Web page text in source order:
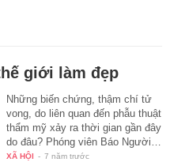
giới làm đẹp
Những biến chứng, thậm chí tử
vong, do liên quan đến phẫu thuật
thẩm mỹ xảy ra thời gian gần đây
do đâu? Phóng viên Báo Người…
XÃ HỘI - 7 năm trước